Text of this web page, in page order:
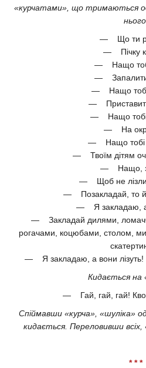
«курчатами», що тримаються
нього.
— Що ти
— Пічку
— Нащо
— Запалити
— Нащо тобі
—
— Нащо тобі
— На
— Нащо тобі
— Твоїм дітям
— Нащо,
— Щоб не лізли
— Позакладай, то й
— Я закладаю, а
— Закладай дилями,
рогачами, коцюбами, столом,
— Я закладаю, а вони лізуть!
Кидається на
— Гай, гай, гай!
Спіймавши «курча», «шуліка»
кидається. Переловивши всіх,
* * *